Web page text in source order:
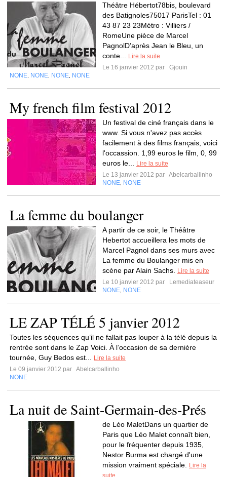
Théâtre Hébertot78bis, boulevard
des Batignoles75017 ParisTel : 01
43 87 23 23Métro : Villiers /
RomeUne pièce de Marcel
PagnolD’après Jean le Bleu, un
conte...
Lire la suite
Le 16 janvier 2012 par
Gjouin
NONE NONE NONE NONE
My french film festival 2012
Un festival de ciné français dans le
www. Si vous n'avez pas accès
facilement à des films français, voici
l'occassion. 1,99 euros le film, 0, 99
euros le...
Lire la suite
Le 13 janvier 2012 par Abelcarballinho
NONE NONE
La femme du boulanger
A partir de ce soir, le Théâtre
Hebertot accueillera les mots de
Marcel Pagnol dans ses murs avec
La femme du Boulanger mis en
scène par Alain Sachs.
Lire la suite
Le 10 janvier 2012 par
Lemediateaseur
NONE NONE
LE ZAP TÉLÉ 5 janvier 2012
Toutes les séquences qu’il ne fallait pas louper à la télé depuis la
rentrée sont dans le Zap Voici. À l’occasion de sa dernière
tournée, Guy Bedos est...
Lire la suite
Le 09 janvier 2012 par Abelcarballinho
NONE
La nuit de Saint-Germain-des-Prés
de Léo MaletDans un quartier de
Paris que Léo Malet connaît bien,
pour le fréquenter depuis 1935,
Nestor Burma est chargé d'une
mission vraiment spéciale.
Lire la
suite